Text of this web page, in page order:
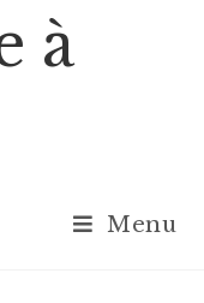
à
Menu